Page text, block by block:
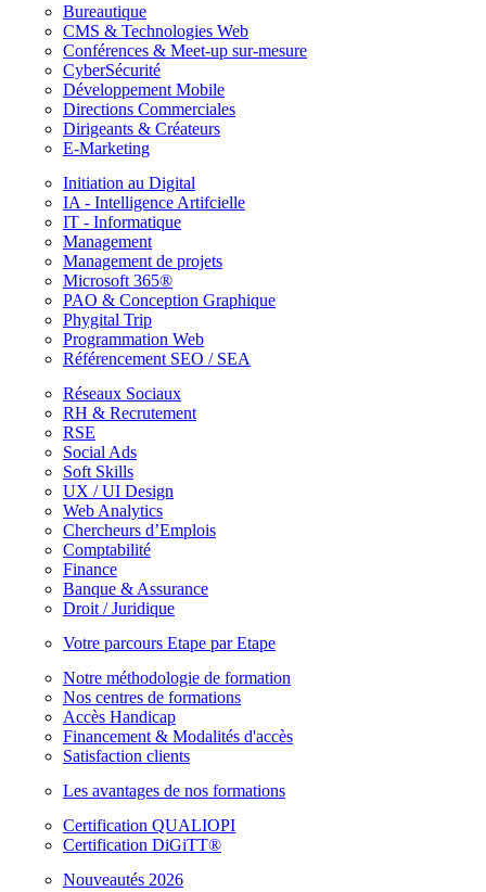
Bureautique
CMS & Technologies Web
Conférences & Meet-up sur-mesure
CyberSécurité
Développement Mobile
Directions Commerciales
Dirigeants & Créateurs
E-Marketing
Initiation au Digital
IA - Intelligence Artifcielle
IT - Informatique
Management
Management de projets
Microsoft 365®
PAO & Conception Graphique
Phygital Trip
Programmation Web
Référencement SEO / SEA
Réseaux Sociaux
RH & Recrutement
RSE
Social Ads
Soft Skills
UX / UI Design
Web Analytics
Chercheurs d’Emplois
Comptabilité
Finance
Banque & Assurance
Droit / Juridique
Votre parcours Etape par Etape
Notre méthodologie de formation
Nos centres de formations
Accès Handicap
Financement & Modalités d'accès
Satisfaction clients
Les avantages de nos formations
Certification QUALIOPI
Certification DiGiTT®
Nouveautés 2026